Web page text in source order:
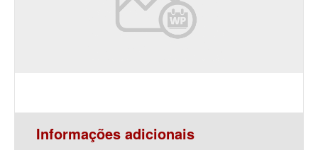
Informações adicionais